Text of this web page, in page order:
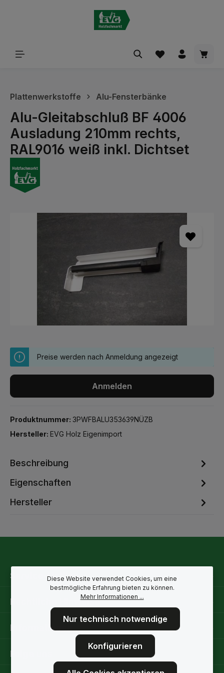
Plattenwerkstoffe Alu-Fensterbänke
Alu-Gleitabschluß BF 4006
Ausladung 210mm rechts,
RAL9016 weiß inkl. Dichtset
Preise werden nach Anmeldung angezeigt
Anmelden
Produktnummer: 3PWFBALU353639NÜZB
Hersteller: EVG Holz Eigenimport
Beschreibung
Eigenschaften
Hersteller
Service-Hotline
Rechtliche Hinweise
Informationen
Folge uns
Diese Website verwendet Cookies, um eine
bestmögliche Erfahrung bieten zu können.
Mehr Informationen ...
Nur technisch notwendige
Konfigurieren